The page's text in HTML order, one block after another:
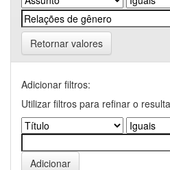
Retornar valores
Adicionar filtros:
Utilizar filtros para refinar o